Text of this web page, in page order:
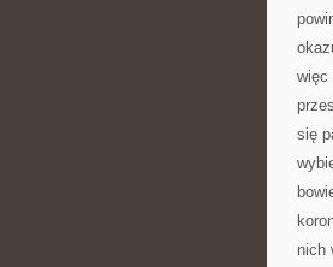
więc
się
nich